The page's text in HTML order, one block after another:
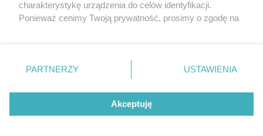
Aktualności
Tcz24
Historia miasta
Muzyka i kultura
Archiwum wydarzeń
Zdjęcia miasta
charakterystykę urządzenia do celów identyfikacji.
Ponieważ cenimy Twoją prywatność, prosimy o zgodę na
znajdujący się w lewym dolnym rogu strony
. Niektóre
przetwarzaniu. Preferencje będą miały zastosowania tylko
PARTNERZY USTAWIENIA
Akceptuję